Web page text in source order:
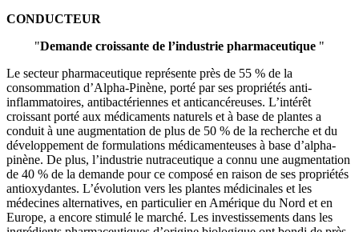
CONDUCTEUR
"Demande croissante de l’industrie pharmaceutique "
Le secteur pharmaceutique représente près de 55 % de la
consommation d’Alpha-Pinène, porté par ses propriétés anti-
inflammatoires, antibactériennes et anticancéreuses. L’intérêt
croissant porté aux médicaments naturels et à base de plantes a
conduit à une augmentation de plus de 50 % de la recherche et du
développement de formulations médicamenteuses à base d’alpha-
pinène. De plus, l’industrie nutraceutique a connu une augmentation
de 40 % de la demande pour ce composé en raison de ses propriétés
antioxydantes. L’évolution vers les plantes médicinales et les
médecines alternatives, en particulier en Amérique du Nord et en
Europe, a encore stimulé le marché. Les investissements dans les